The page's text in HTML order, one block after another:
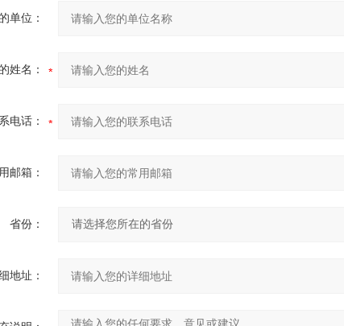
单位：
姓名：
电话：
邮箱：
省份：
地址：